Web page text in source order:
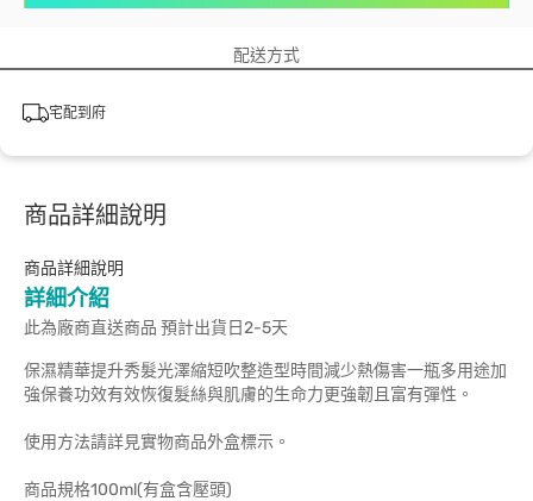
配送方式
宅配到府
商品詳細說明
商品詳細說明
詳細介紹
此為廠商直送商品 預計出貨日2-5天
保濕精華提升秀髮光澤縮短吹整造型時間減少熱傷害一瓶多用途加
強保養功效有效恢復髮絲與肌膚的生命力更強韌且富有彈性。
使用方法請詳見實物商品外盒標示。
商品規格100ml(有盒含壓頭)